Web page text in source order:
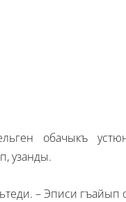
обачыкъ
узанды.
– Эписи гъайып